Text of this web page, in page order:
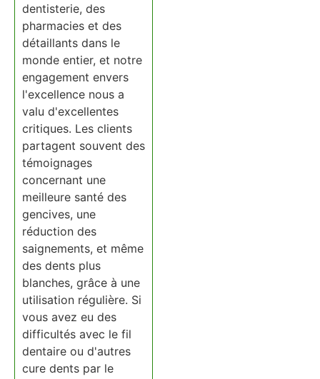
dentisterie, des
pharmacies et des
détaillants dans le
monde entier, et notre
engagement envers
l'excellence nous a
valu d'excellentes
critiques. Les clients
partagent souvent des
témoignages
concernant une
meilleure santé des
gencives, une
réduction des
saignements, et même
des dents plus
blanches, grâce à une
utilisation régulière. Si
vous avez eu des
difficultés avec le fil
dentaire ou d'autres
cure dents par le